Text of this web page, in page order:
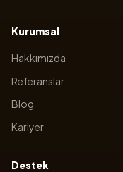
Kurumsal
Hakkımızda
Referanslar
Blog
Kariyer
Destek